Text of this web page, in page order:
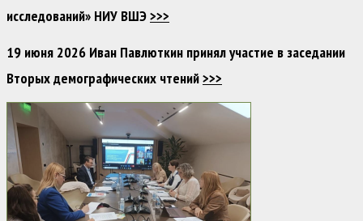
исследований» НИУ ВШЭ>>>
19 июня 2026 Иван Павлюткин принял участие в заседании
Вторых демографических чтений>>>